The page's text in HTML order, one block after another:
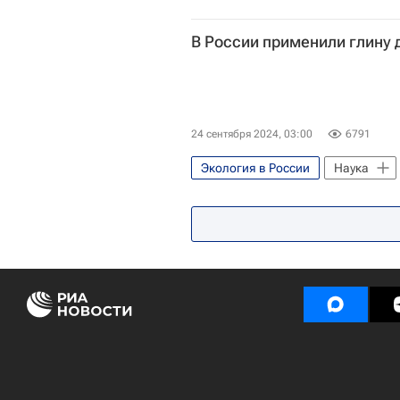
В России применили глину
24 сентября 2024, 03:00 6791
Экология в России Наука